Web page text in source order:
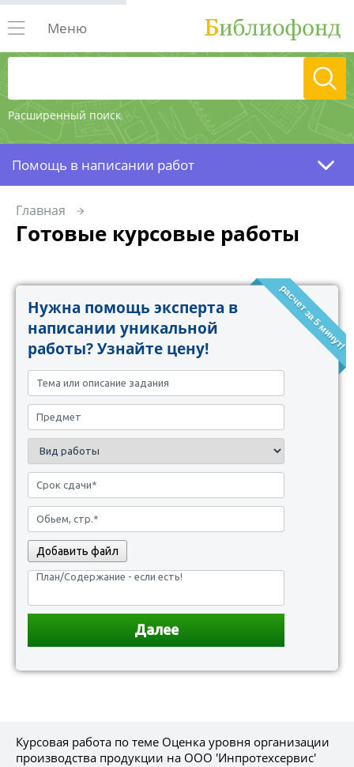
Расширенный поиск
Меню
Помощь в написании работ
Главная
Готовые курсовые работы
расчет за 5 минут!
Нужна помощь эксперта в
написании уникальной
работы? Узнайте цену!
Добавить файл
Курсовая работа по теме Оценка уровня организации
производства продукции на ООО 'Инпротехсервис'